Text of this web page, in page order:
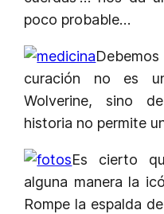
poco probable…
curación no es
Wolverine, sino
historia no permite
Es cierto
alguna manera la
Rompe la espalda